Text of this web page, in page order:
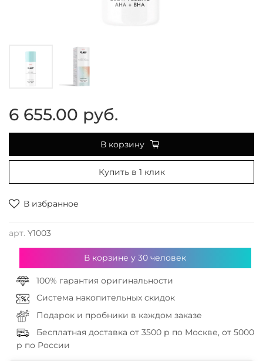
В избранное
арт. Y1003
6 655.00 руб.
В корзину
Купить в 1 клик
В корзине у30 человек
100% гарантия оригинальности
Система накопительных скидок
Подарок и пробники в каждом заказе
Бесплатная доставка от 3500 р по Москве, от 5000
р по России